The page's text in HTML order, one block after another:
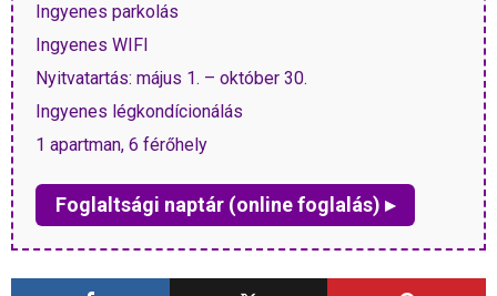
Ingyenes parkolás
Ingyenes WIFI
Nyitvatartás: május 1. – október 30.
Ingyenes légkondícionálás
1 apartman, 6 férőhely
Foglaltsági naptár (online foglalás) ▸